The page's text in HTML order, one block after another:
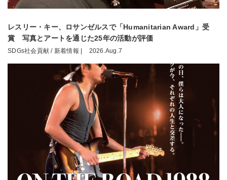
レスリー・キー、ロサンゼルスで「Humanitarian Award」受
賞 写真とアートを通じた25年の活動が評価
SDGs社会貢献 / 新着情報 | 2026.Aug.7